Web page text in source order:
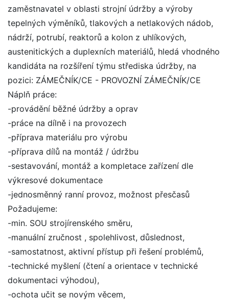
zaměstnavatel v oblasti strojní údržby a výroby
tepelných výměníků, tlakových a netlakových nádob,
nádrží, potrubí, reaktorů a kolon z uhlíkových,
austenitických a duplexních materiálů, hledá vhodného
kandidáta na rozšíření týmu střediska údržby, na
pozici: ZÁMEČNÍK/CE - PROVOZNÍ ZÁMEČNÍK/CE
Náplň práce:
-provádění běžné údržby a oprav
-práce na dílně i na provozech
-příprava materiálu pro výrobu
-příprava dílů na montáž / údržbu
-sestavování, montáž a kompletace zařízení dle
výkresové dokumentace
-jednosměnný ranní provoz, možnost přesčasů
Požadujeme:
-min. SOU strojírenského směru,
-manuální zručnost , spolehlivost, důslednost,
-samostatnost, aktivní přístup při řešení problémů,
-technické myšlení (čtení a orientace v technické
dokumentaci výhodou),
-ochota učit se novým věcem,